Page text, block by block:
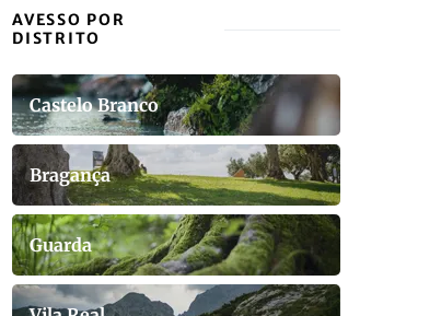
AVESSO POR
DISTRITO
Castelo Branco
Bragança
Guarda